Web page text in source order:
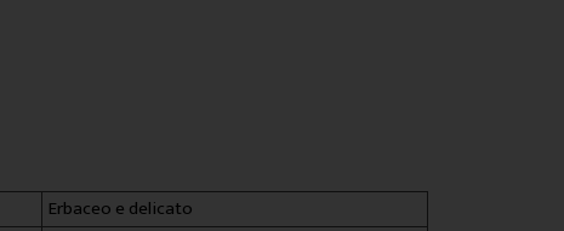
Erbaceo e delicato